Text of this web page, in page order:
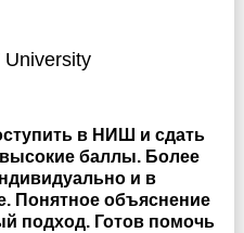
в НИШ и сдать
баллы. Более
и в
Понятное объяснение
подход. Готов помочь